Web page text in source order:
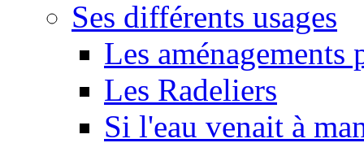
Ses différents usages
Les
Les Radeliers
Si l'eau venait à